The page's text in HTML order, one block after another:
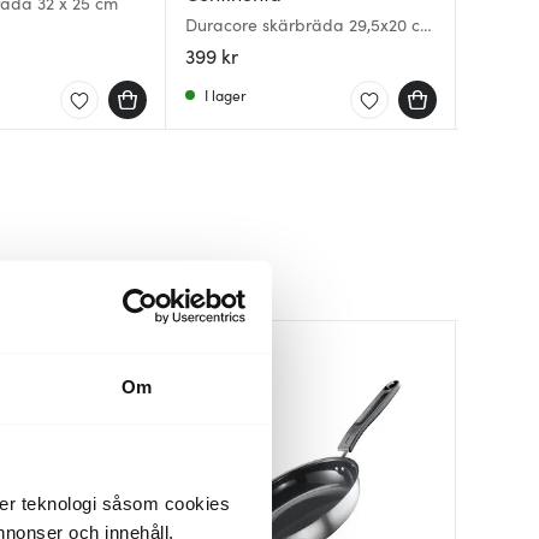
Om
teknologi såsom cookies
och innehåll,
Duracore skärbräda 29,5x20 cm
svart
399 kr
I lager